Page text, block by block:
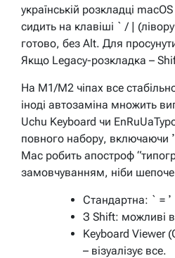
українській розкладці
сидить на клавіші ` / |
готово, без Alt. Для
Якщо Legacy-розкладка –
На M1/M2 чіпах все
іноді автозаміна множить
Uchu Keyboard чи
повного набору, включаючи
Mac робить апостроф
замовчуванням, ніби
Стандартна: ` = ʼ
З Shift: можливі
Keyboard Viewer
– візуалізує все.